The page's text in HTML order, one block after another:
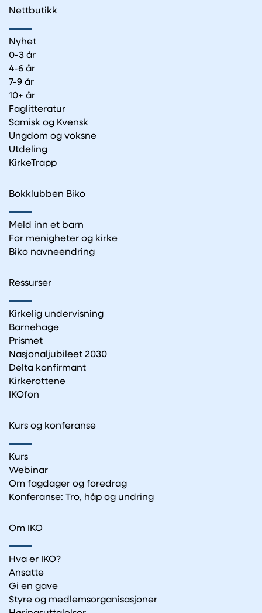
Nettbutikk
Nyhet
0-3 år
4-6 år
7-9 år
10+ år
Faglitteratur
Samisk og Kvensk
Ungdom og voksne
Utdeling
KirkeTrapp
Bokklubben Biko
Meld inn et barn
For menigheter og kirke
Biko navneendring
Ressurser
Kirkelig undervisning
Barnehage
Prismet
Nasjonaljubileet 2030
Delta konfirmant
Kirkerottene
IKOfon
Kurs og konferanse
Kurs
Webinar
Om fagdager og foredrag
Konferanse: Tro, håp og undring
Om IKO
Hva er IKO?
Ansatte
Gi en gave
Styre og medlemsorganisasjoner